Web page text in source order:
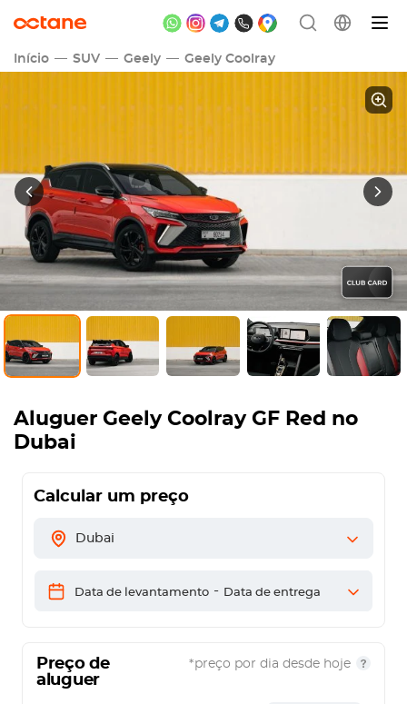
Início SUV Geely Geely Coolray
Aluguer Geely Coolray GF Red no
Dubai
Calcular um preço
Dubai
Data de levantamento - Data de entrega
Preço de
aluguer
*preço por dia desde hoje